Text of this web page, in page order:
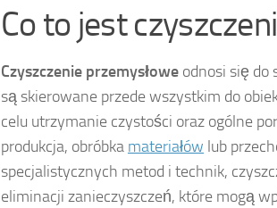
Co to jest
Czyszczenie przemysłowe odnosi się do
są skierowane przede wszystkim do
celu utrzymanie czystości oraz ogólne
produkcja, obróbka materiałów lub
specjalistycznych metod i technik,
eliminacji zanieczyszczeń, które mogą